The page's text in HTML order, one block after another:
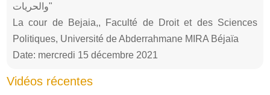
والحريات"
La cour de Bejaia,, Faculté de Droit et des Sciences
Politiques, Université de Abderrahmane MIRA Béjaïa
Date: mercredi 15 décembre 2021
Vidéos récentes